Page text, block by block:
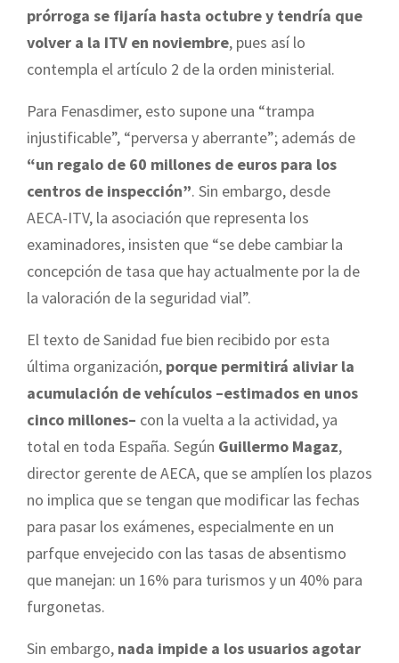
prórroga se fijaría hasta octubre y tendría que
volver a la ITV en noviembre, pues así lo
contempla el artículo 2 de la orden ministerial.
Para Fenasdimer, esto supone una “trampa
injustificable”, “perversa y aberrante”; además de
“un regalo de 60 millones de euros para los
centros de inspección”. Sin embargo, desde
AECA-ITV, la asociación que representa los
examinadores, insisten que “se debe cambiar la
concepción de tasa que hay actualmente por la de
la valoración de la seguridad vial”.
El texto de Sanidad fue bien recibido por esta
última organización, porque permitirá aliviar la
acumulación de vehículos –estimados en unos
cinco millones– con la vuelta a la actividad, ya
total en toda España. Según Guillermo Magaz,
director gerente de AECA, que se amplíen los plazos
no implica que se tengan que modificar las fechas
para pasar los exámenes, especialmente en un
parfque envejecido con las tasas de absentismo
que manejan: un 16% para turismos y un 40% para
furgonetas.
Sin embargo, nada impide a los usuarios agotar